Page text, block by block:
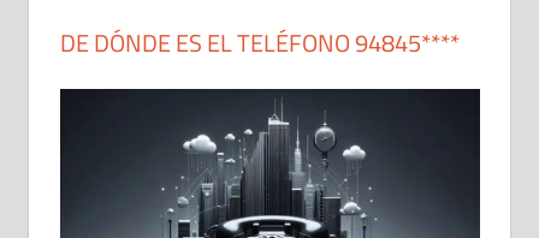
DE DÓNDE ES EL TELÉFONO 94845****